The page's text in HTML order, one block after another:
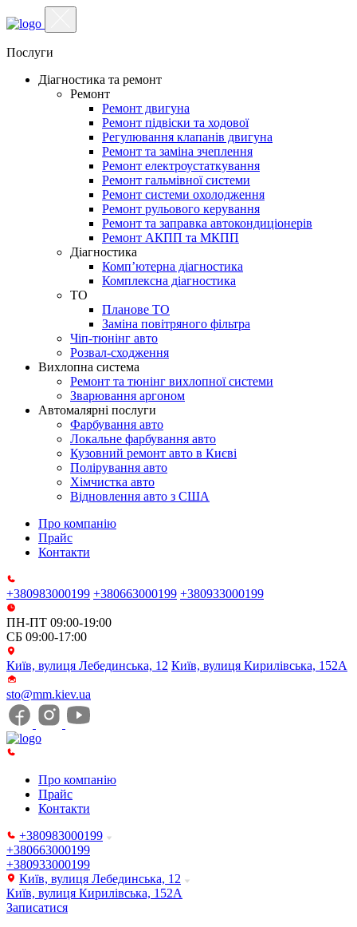
Послуги
Діагностика та ремонт
Ремонт
Ремонт двигуна
Ремонт підвіски та ходової
Регулювання клапанів двигуна
Ремонт та заміна зчеплення
Ремонт електроустаткування
Ремонт гальмівної системи
Ремонт системи охолодження
Ремонт рульового керування
Ремонт та заправка автокондиціонерів
Ремонт АКПП та МКПП
Діагностика
Комп’ютерна діагностика
Комплексна діагностика
ТО
Планове ТО
Заміна повітряного фільтра
Чіп-тюнінг авто
Розвал-сходження
Вихлопна система
Ремонт та тюнінг вихлопної системи
Зварювання аргоном
Автомалярні послуги
Фарбування авто
Локальне фарбування авто
Кузовний ремонт авто в Києві
Полірування авто
Хімчистка авто
Відновлення авто з США
Про компанію
Прайс
Контакти
+380983000199 +380663000199 +380933000199
ПН-ПТ 09:00-19:00
СБ 09:00-17:00
Київ, вулиця Лебединська, 12 Київ, вулиця Кирилівська, 152А
sto@mm.kiev.ua
Про компанію
Прайс
Контакти
+380983000199
+380663000199
+380933000199
Київ, вулиця Лебединська, 12
Київ, вулиця Кирилівська, 152А
Записатися